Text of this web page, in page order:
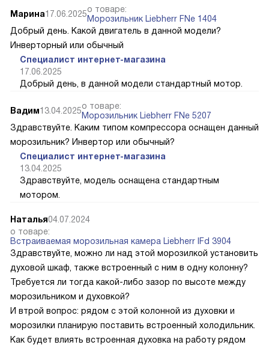
Марина17.06.2025о товаре:
Морозильник Liebherr FNe 1404
Добрый день. Какой двигатель в данной модели?
Инверторный или обычный
Специалист интернет-магазина
17.06.2025
Добрый день, в данной модели стандартный мотор.
Вадим13.04.2025о товаре:
Морозильник Liebherr FNe 5207
Здравствуйте. Каким типом компрессора оснащен данный
морозильник? Инвертор или обычный?
Специалист интернет-магазина
13.04.2025
Здравствуйте, модель оснащена стандартным
мотором.
Наталья04.07.2024
о товаре:
Встраиваемая морозильная камера Liebherr IFd 3904
Здравствуйте, можно ли над этой морозилкой установить
духовой шкаф, также встроенный с ним в одну колонну?
Требуется ли тогда какой-либо зазор по высоте между
морозильником и духовкой?
И втрой вопрос: рядом с этой колонной из духовки и
морозилки планирую поставить встроенный холодильник.
Как будет влиять встроенная духовка на работу рядом